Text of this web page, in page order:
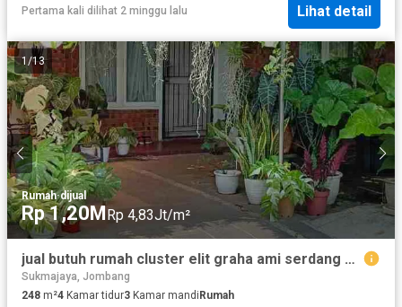
Pertama kali dilihat 2 minggu lalu Lihat detail
1/13
Rumah·dijual
Rp 1,20MRp 4,83Jt/m²
jual butuh rumah cluster elit graha ami serdang kramatwatu serang
Sukmajaya, Jombang
248 m²4 Kamar tidur3 Kamar mandi Rumah